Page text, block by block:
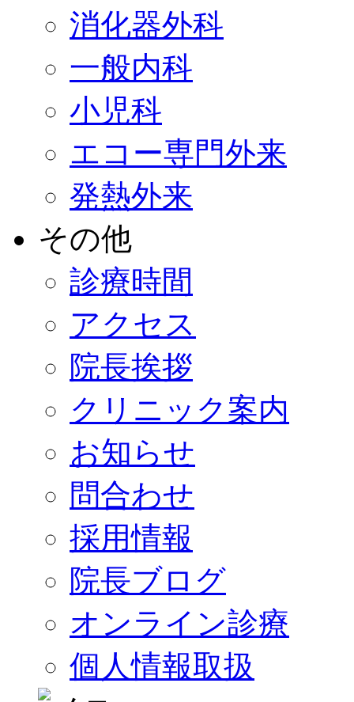
消化器外科
一般内科
小児科
エコー専門外来
発熱外来
その他
診療時間
アクセス
院長挨拶
クリニック案内
お知らせ
問合わせ
採用情報
院長ブログ
オンライン診療
個人情報取扱